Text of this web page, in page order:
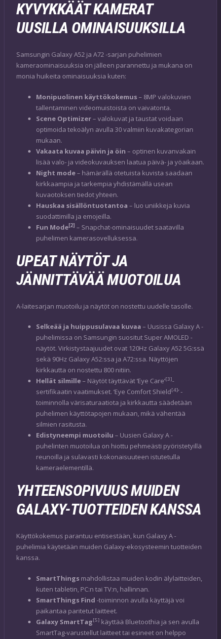
KYVYKKÄÄT KAMERAT
UUSILLA OMINAISUUKSILLA
Samsungin Galaxy A52 ja A72 -sarjan puhelimien
kameraominaisuuksia on jälleen parannettu ja mukana on
monia huikeita ominaisuuksia kuten:
Monipuolinen käyttökokemus– 8MP valokuvien
tallentaminen videomuistoista on vaivatonta.
Scene Optimizer– valokuvat ja taustat voidaan
optimoida tekoälyn avulla 30 valmiin kuvakategorian
mukaan.
Vakaata kuvaa päivin ja öin – optinen kuvanvakain
lisää valo- ja videokuvauksen laatua päivä- ja yöaikaan.
Night mode– hämärällä otetuista kuvista saadaan
kirkkaampia ja tarkempia yhdistämällä usean
kuvaotoksen tiedot yhteen.
Hauskaa sisällöntuotantoa – luo uniikkeja kuvia
suodattimilla ja emojeilla.
Fun Mode[2] – Snapchat-ominaisuudet saatavilla
puhelimen kamerasovelluksessa.
UPEAT NÄYTÖT JA
JÄNNITTÄVÄÄ MUOTOILUA
A-laitesarjan muotoilu ja näytöt on nostettu uudelle tasolle.
Selkeää ja huippusulavaa kuvaa – Uusissa Galaxy A -
puhelimissa on Samsungin suositut Super AMOLED -
näytöt. Virkistystaajuudet ovat 120Hz Galaxy A52 5G:ssä
sekä 90Hz Galaxy A52:ssa ja A72:ssa. Näyttöjen
kirkkautta on nostettu 800 nitiin.
Hellät silmille– Näytöt täyttävät ‘Eye Care’[3]-
sertifikaatin vaatimukset. ‘Eye Comfort Shield[4]’ -
toiminnolla värisaturaatiota ja kirkkautta säädetään
puhelimen käyttötapojen mukaan, mikä vähentää
silmien rasitusta.
Edistyneempi muotoilu – Uusien Galaxy A -
puhelinten muotoilua on hiottu pehmeästi pyöristetyillä
reunoilla ja sulavasti kokonaisuuteen istutetulla
kameraelementillä.
YHTEENSOPIVUUS MUIDEN
GALAXY-TUOTTEIDEN KANSSA
Käyttökokemus parantuu entisestään, kun Galaxy A -
puhelimia käytetään muiden Galaxy-ekosysteemin tuotteiden
kanssa.
SmartThings mahdollistaa muiden kodin älylaitteiden,
kuten tabletin, PC:n tai TV:n, hallinnan.
SmartThings Find -toiminnon avulla käyttäjä voi
paikantaa paritetut laitteet.
Galaxy SmartTag[5] käyttää Bluetoothia ja sen avulla
SmartTag-varustellut laitteet tai esineet on helppo